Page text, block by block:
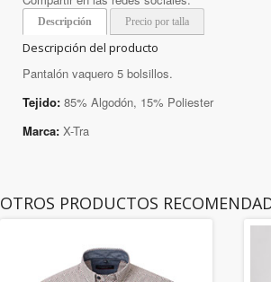
Descripción Precio por talla
Descripción del producto
Pantalón vaquero 5 bolsillos.
Tejido: 85% Algodón, 15% Poliester
Marca: X-Tra
OTROS PRODUCTOS